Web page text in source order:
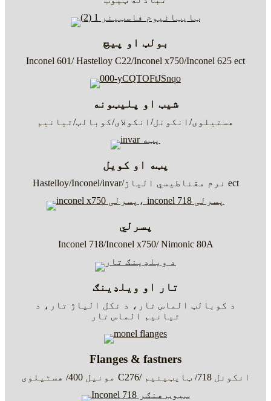
بولټ او پیچ
Inconel 601/ Hastelloy C22/Inconel x750/Inconel 625 ect
شیټ او پلیټونه
هستیلوی/انکونل/انکولای/کوبالټ/تیانیم
پټه او کویل
Hastelloy/Inconel/invar/نرم مقناطیسي الیاژ ect
پسرلي
Inconel 718/Inconel x750/ Nimonic 80A
تار او ویلډینګ
د کوبالټ الماس تار، د نکل الیاژ تار، د
تیانیم الماس تار
Flanges & fastners
مونیل 400/ هستیلوی C276/ انکونل 718/ ټایټینیم